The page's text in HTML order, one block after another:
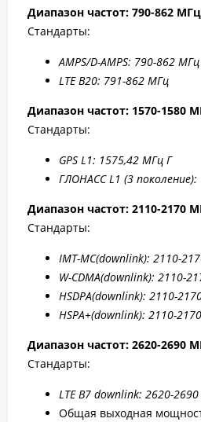
Диапазон частот: 790-862 МГц
Стандарты:
AMPS/D-AMPS: 790-862 МГц
LTE B20: 791-862 МГц
Диапазон частот: 1570-1580
Стандарты:
GPS L1: 1575,42 МГц Г
ГЛОНАСС L1 (3
Диапазон частот: 2110-2170
Стандарты:
IMT-MC(downlink): 2110-
W-CDMA(downlink): 2110-
HSDPA(downlink): 2110-
HSPA+(downlink): 2110-
Диапазон частот: 2620-2690
Стандарты:
LTE B7 downlink: 2620-
Общая выходная